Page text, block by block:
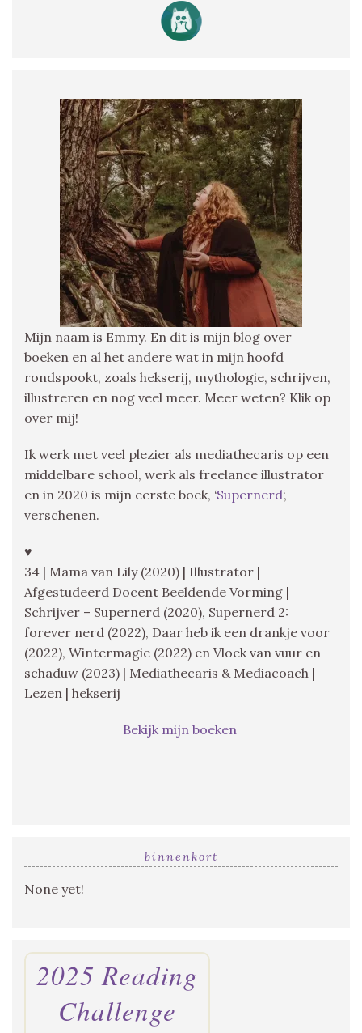
Mijn naam is Emmy. En dit is mijn blog over
boeken en al het andere wat in mijn hoofd
rondspookt, zoals hekserij, mythologie, schrijven,
illustreren en nog veel meer. Meer weten? Klik op
over mij!
Ik werk met veel plezier als mediathecaris op een
middelbare school, werk als freelance illustrator
en in 2020 is mijn eerste boek, ‘Supernerd‘,
verschenen.
♥
34 | Mama van Lily (2020) | Illustrator |
Afgestudeerd Docent Beeldende Vorming |
Schrijver – Supernerd (2020), Supernerd 2:
forever nerd (2022), Daar heb ik een drankje voor
(2022), Wintermagie (2022) en Vloek van vuur en
schaduw (2023) | Mediathecaris & Mediacoach |
Lezen | hekserij
Bekijk mijn boeken
binnenkort
None yet!
2025 Reading
Challenge